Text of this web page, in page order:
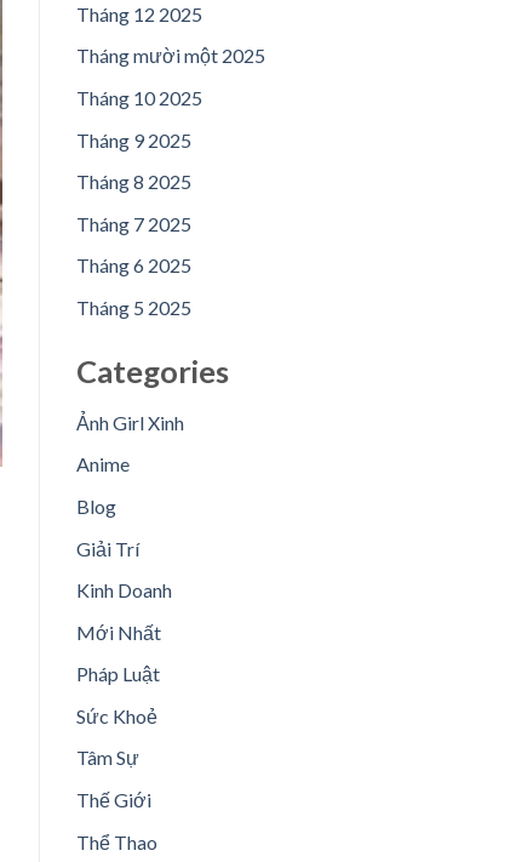
Tháng 12 2025
Tháng mười một 2025
Tháng 10 2025
Tháng 9 2025
Tháng 8 2025
Tháng 7 2025
Tháng 6 2025
Tháng 5 2025
Categories
Ảnh Girl Xinh
Anime
Blog
Giải Trí
Kinh Doanh
Mới Nhất
Pháp Luật
Sức Khoẻ
Tâm Sự
Thế Giới
Thể Thao